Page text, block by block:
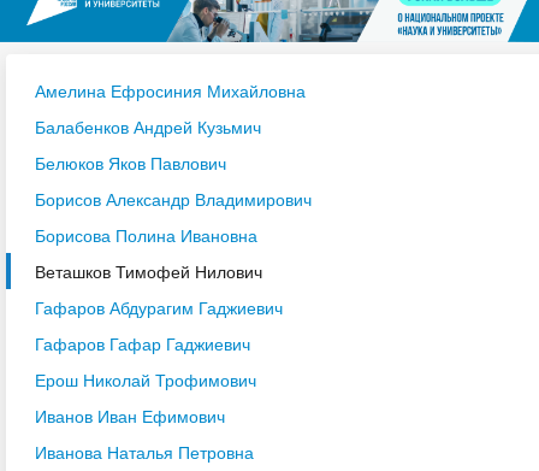
Амелина Ефросиния Михайловна
Балабенков Андрей Кузьмич
Белюков Яков Павлович
Борисов Александр Владимирович
Борисова Полина Ивановна
Веташков Тимофей Нилович
Гафаров Абдурагим Гаджиевич
Гафаров Гафар Гаджиевич
Ерош Николай Трофимович
Иванов Иван Ефимович
Иванова Наталья Петровна